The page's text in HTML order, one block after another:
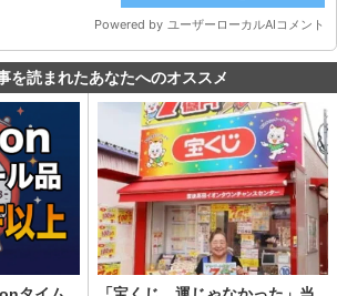
を読まれたあなたへのオススメ